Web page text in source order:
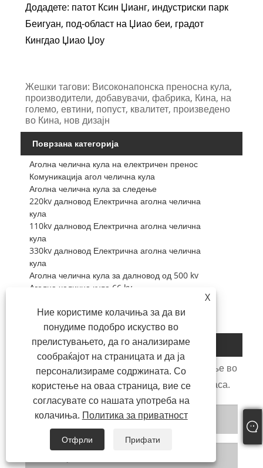
Додадете: патот Ксин Џианг, индустриски парк
Беигуан, под-област на Џиао беи, градот
Кингдао Џиао Џоу
Жешки тагови: Високонапонска преносна кула,
производители, добавувачи, фабрика, Кина, на
големо, евтини, попуст, квалитет, произведено
во Кина, нов дизајн
Поврзана категорија
Аголна челична кула на електричен пренос
Комуникација агол челична кула
Аголна челична кула за следење
220kv далновод Електрична аголна челична
кула
110kv далновод Електрична аголна челична
кула
330kv далновод Електрична аголна челична
кула
Аголна челична кула за далновод од 500 kv
Аголна челична кула 66 kv
енергија
Комуникациска кула
Испрати барање
Ве молиме слободно дајте го вашето барање во
формата подолу. Ќе ви одговориме за 24 часа.
X
Ние користиме колачиња за да ви
понудиме подобро искуство во
прелистувањето, да го анализираме
сообраќајот на страницата и да ја
персонализираме содржината. Со
користење на оваа страница, вие се
согласувате со нашата употреба на
колачиња. Политика за приватност
Отфрли Прифати